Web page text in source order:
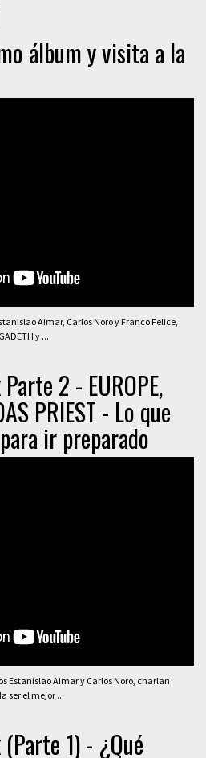
álbum y visita a la
Aimar, Carlos Noro y Franco Felice,
y ...
2 - EUROPE,
PRIEST - Lo que
ir preparado
Estanislao Aimar y Carlos Noro, charlan
ser el mejor ...
1) - ¿Qué